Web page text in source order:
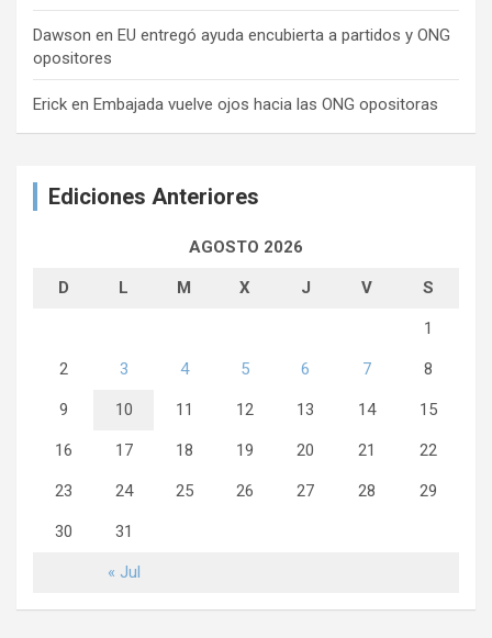
Dawson en EU entregó ayuda encubierta a partidos y ONG
opositores
Erick en Embajada vuelve ojos hacia las ONG opositoras
Ediciones Anteriores
AGOSTO 2026
D L M X J V S
« Jul
1
2 3 4 5 6 7 8
9 10 11 12 13 14 15
16 17 18 19 20 21 22
23 24 25 26 27 28 29
30 31